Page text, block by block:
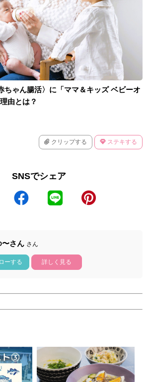
ちゃん腸活〉に「ママ＆キッズ ベビーオ
由とは？
クリップする ステキする
SNSでシェア
〜さん さん
ーする 詳しく見る